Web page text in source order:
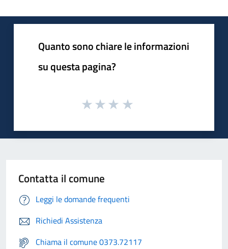
Quanto sono chiare le informazioni
su questa pagina?
Contatta il comune
Leggi le domande frequenti
Richiedi Assistenza
Chiama il comune 0373.72117